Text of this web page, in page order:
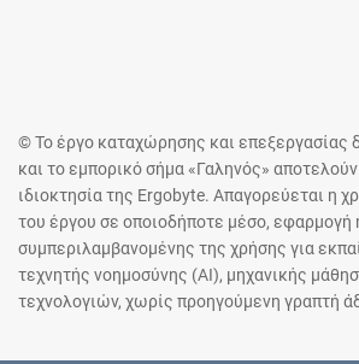
© Το έργο καταχώρησης και
και το εμπορικό σήμα «Γαληνός»
ιδιοκτησία της Ergobyte. Απαγορεύεται η
του έργου σε οποιοδήποτε μέσο, εφαρμογή
συμπεριλαμβανομένης της χρήσης για
τεχνητής νοημοσύνης (AI), μηχανικής
τεχνολογιών, χωρίς προηγούμενη γραπτή